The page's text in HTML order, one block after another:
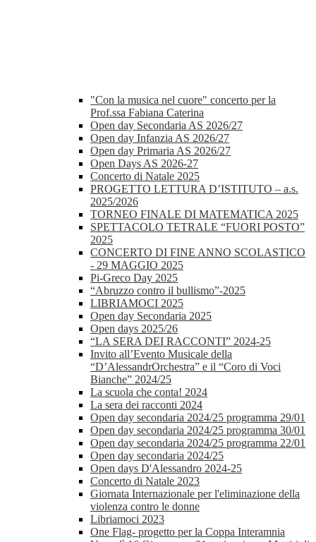
"Con la musica nel cuore" concerto per la
Prof.ssa Fabiana Caterina
Open day Secondaria AS 2026/27
Open day Infanzia AS 2026/27
Open day Primaria AS 2026/27
Open Days AS 2026-27
Concerto di Natale 2025
PROGETTO LETTURA D’ISTITUTO – a.s.
2025/2026
TORNEO FINALE DI MATEMATICA 2025
SPETTACOLO TETRALE “FUORI POSTO”
2025
CONCERTO DI FINE ANNO SCOLASTICO
- 29 MAGGIO 2025
Pi-Greco Day 2025
“Abruzzo contro il bullismo”-2025
LIBRIAMOCI 2025
Open day Secondaria 2025
Open days 2025/26
“LA SERA DEI RACCONTI” 2024-25
Invito all’Evento Musicale della
“D’AlessandrOrchestra” e il “Coro di Voci
Bianche” 2024/25
La scuola che conta! 2024
La sera dei racconti 2024
Open day secondaria 2024/25 programma 29/01
Open day secondaria 2024/25 programma 30/01
Open day secondaria 2024/25 programma 22/01
Open day secondaria 2024/25
Open days D'Alessandro 2024-25
Concerto di Natale 2023
Giornata Internazionale per l'eliminazione della
violenza contro le donne
Libriamoci 2023
One Flag- progetto per la Coppa Interamnia